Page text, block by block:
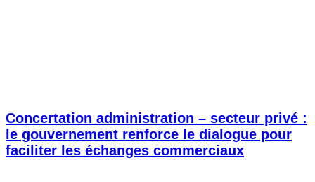
Concertation administration – secteur privé :
le gouvernement renforce le dialogue pour
faciliter les échanges commerciaux